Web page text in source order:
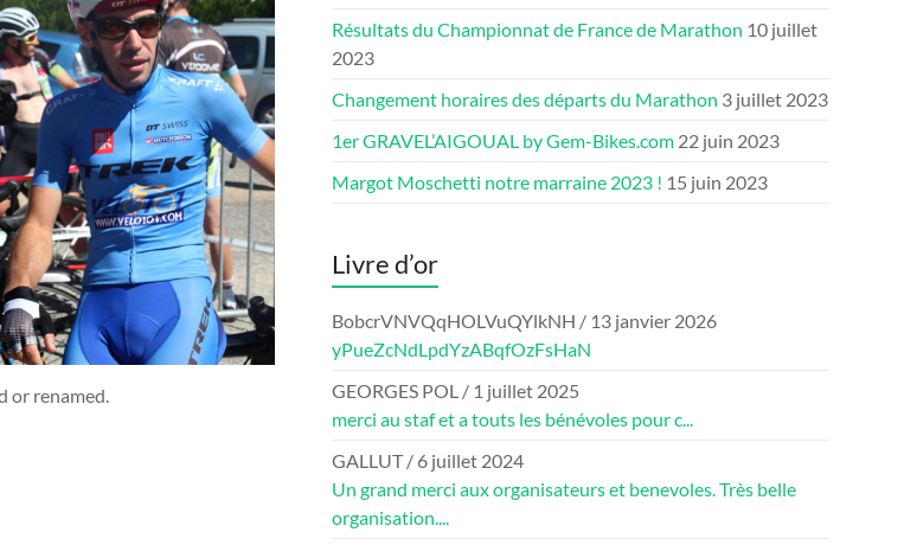
or renamed.
Résultats du Championnat de France de Marathon 10 juillet
2023
Changement horaires des départs du Marathon 3 juillet 2023
1er GRAVEL’AIGOUAL by Gem-Bikes.com 22 juin 2023
Margot Moschetti notre marraine 2023 ! 15 juin 2023
Livre d’or
BobcrVNVQqHOLVuQYlkNH / 13 janvier 2026
yPueZcNdLpdYzABqfOzFsHaN
GEORGES POL / 1 juillet 2025
merci au staf et a touts les bénévoles pour c...
GALLUT/ 6 juillet 2024
Un grand merci aux organisateurs et benevoles. Très belle
organisation....